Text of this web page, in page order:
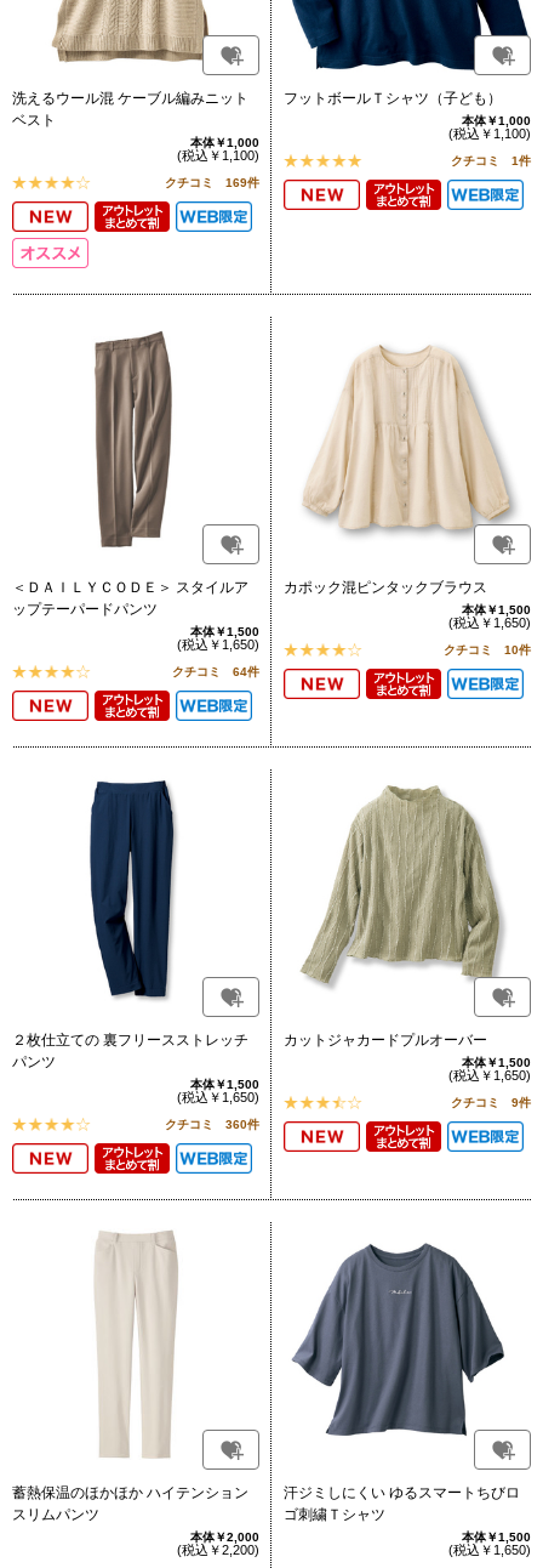
洗えるウール混 ケーブル編みニット
ベスト
本体￥1,000
(税込￥1,100)
クチコミ 169件
フットボールＴシャツ（子ども）
本体￥1,000
(税込￥1,100)
クチコミ 1件
＜ＤＡＩＬＹＣＯＤＥ＞ スタイルア
ップテーパードパンツ
本体￥1,500
(税込￥1,650)
クチコミ 64件
カポック混ピンタックブラウス
本体￥1,500
(税込￥1,650)
クチコミ 10件
２枚仕立ての 裏フリースストレッチ
パンツ
本体￥1,500
(税込￥1,650)
クチコミ 360件
カットジャカードプルオーバー
本体￥1,500
(税込￥1,650)
クチコミ 9件
蓄熱保温のほかほか ハイテンション
スリムパンツ
本体￥2,000
(税込￥2,200)
汗ジミしにくい ゆるスマートちびロ
ゴ刺繍Ｔシャツ
本体￥1,500
(税込￥1,650)